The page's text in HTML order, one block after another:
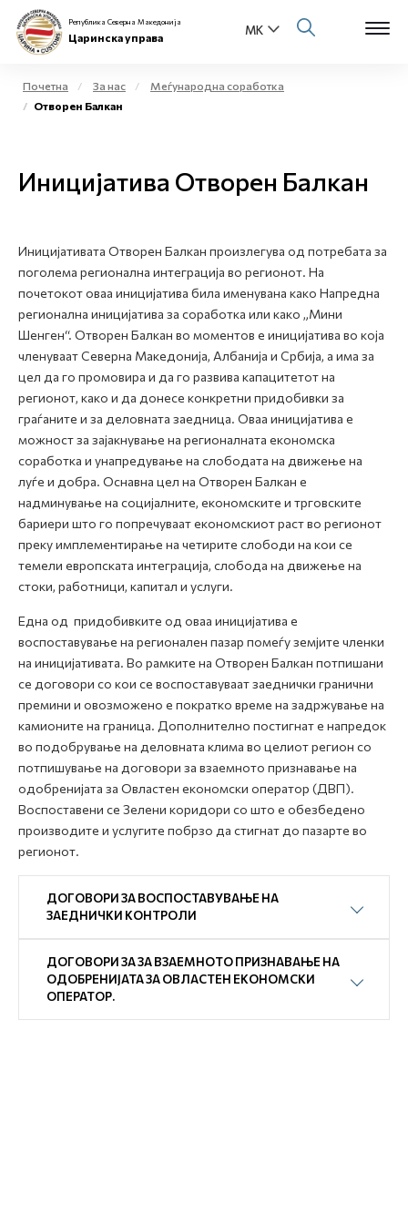
Физички лица
Open
Е-Царина
Open
Медиа центар
Контакт
Е-Весник
Република Северна Македонија
Царинска управа
Почетна За нас
Меѓународна соработка
Отворен Балкан
Иницијатива Отворен Балкан
Иницијативата Отворен Балкан произлегува од потребата за
поголема регионална интеграција во регионот. На
почетокот оваа иницијатива била именувана како Напредна
регионална иницијатива за соработка или како „Мини
Шенген“. Отворен Балкан во моментов е иницијатива во која
членуваат Северна Македонија, Албанија и Србија, а има за
цел да го промовира и да го развива капацитетот на
регионот, како и да донесе конкретни придобивки за
граѓаните и за деловната заедница. Оваа иницијатива е
можност за зајакнување на регионалната економска
соработка и унапредување на слободата на движење на
луѓе и добра. Оснавна цел на Отворен Балкан е
надминување на социјалните, економските и трговските
бариери што го попречуваат економскиот раст во регионот
преку имплементирање на четирите слободи на кои се
темели европската интеграција, слобода на движење на
стоки, работници, капитал и услуги.
Една од придобивките од оваа иницијатива e
воспоставување на регионален пазар помеѓу земјите членки
на иницијативата. Во рамките на Отворен Балкан потпишани
се договори со кои се воспоставуваат заеднички гранични
премини и овозможено е пократко време на задржување на
камионите на граница. Дополнително постигнат е напредок
во подобрување на деловната клима во целиот регион со
потпишување на договори за взаемното признавање на
одобренијата за Овластен економски оператор (ДВП).
Воспоставени се Зелени коридори со што е обезбедено
производите и услугите побрзо да стигнат до пазарте во
регионот.
ДОГОВОРИ ЗА ВОСПОСТАВУВАЊЕ НА
ЗАЕДНИЧКИ КОНТРОЛИ
ДОГОВОРИ ЗА ЗА ВЗАЕМНОТО ПРИЗНАВАЊЕ НА
ОДОБРЕНИЈАТА ЗА ОВЛАСТЕН ЕКОНОМСКИ
ОПЕРАТОР.